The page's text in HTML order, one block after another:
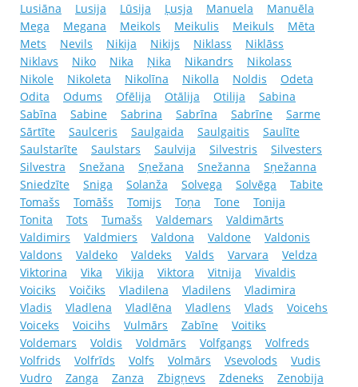
Lusiāna
Lusija Lūsija Ļusja Manuela
Manuēla
Mega
Megana Meikols Meikulis Meikuls
Mēta
Mets
Nevils Nikija Nikijs Niklass
Niklāss
Niklavs
Niko Nika Ņika Nikandrs
Nikolass
Nikole
Nikoleta Nikolīna Nikolla Noldis
Odeta
Odita
Odums Ofēlija Otālija Otilija
Sabina
Sabīna
Sabine Sabrina Sabrīna Sabrīne
Sarme
Sārtīte
Saulceris Saulgaida Saulgaitis
Saulīte
Saulstarīte
Saulstars Saulvija Silvestris
Silvesters
Silvestra
Snežana Sņežana Snežanna
Sņežanna
Sniedzīte
Sniga Solanža Solvega Solvēga
Tabite
Tomašs
Tomāšs Tomijs Toņa Tone
Tonija
Tonita
Tots Tumašs Valdemars
Valdimārts
Valdimirs
Valdmiers Valdona Valdone
Valdonis
Valdons
Valdeko Valdeks Valds Varvara
Veldza
Viktorina
Vika Vikija Viktora Vitnija
Vivaldis
Voiciks
Voičiks Vladilena Vladilens
Vladimira
Vladis
Vladlena Vladlēna Vladlens Vlads
Voicehs
Voiceks
Voicihs Vulmārs Zabīne
Voitiks
Voldemars
Voldis Voldmārs Volfgangs
Volfreds
Volfrids
Volfrīds Volfs Volmārs Vsevolods
Vudis
Vudro
Zanga Zanza Zbigņevs Zdeneks
Zenobija